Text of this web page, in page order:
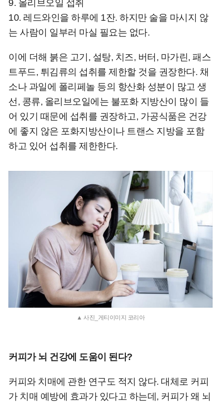
9. 올리브오일 섭취
10. 레드와인을 하루에 1잔. 하지만 술을 마시지 않
는 사람이 일부러 마실 필요는 없다.
이에 더해 붉은 고기, 설탕, 치즈, 버터, 마가린, 패스
트푸드, 튀김류의 섭취를 제한할 것을 권장한다. 채
소나 과일에 폴리페놀 등의 항산화 성분이 많고 생
선, 콩류, 올리브오일에는 불포화 지방산이 많이 들
어 있기 때문에 섭취를 권장하고, 가공식품은 건강
에 좋지 않은 포화지방산이나 트랜스 지방을 포함
하고 있어 섭취를 제한한다.
▲ 사진_게티이미지 코리아
커피가 뇌 건강에 도움이 된다?
커피와 치매에 관한 연구도 적지 않다. 대체로 커피
가 치매 예방에 효과가 있다고 하는데, 커피가 왜 뇌